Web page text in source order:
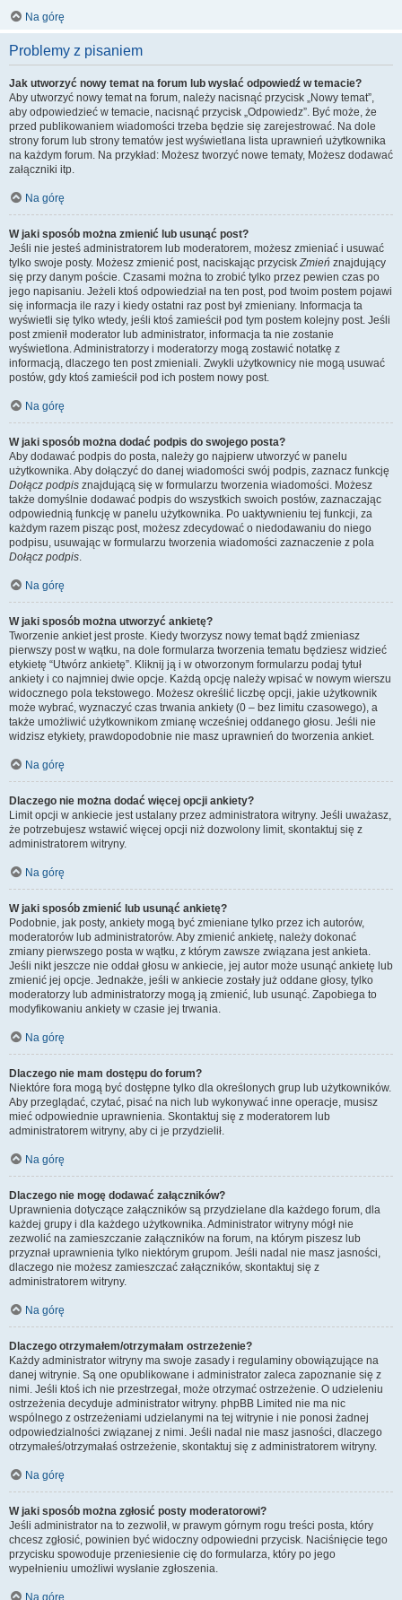
Na górę
Problemy z pisaniem
Jak utworzyć nowy temat na forum lub wysłać odpowiedź w temacie?
Aby utworzyć nowy temat na forum, należy nacisnąć przycisk „Nowy temat”,
aby odpowiedzieć w temacie, nacisnąć przycisk „Odpowiedz”. Być może, że
przed publikowaniem wiadomości trzeba będzie się zarejestrować. Na dole
strony forum lub strony tematów jest wyświetlana lista uprawnień użytkownika
na każdym forum. Na przykład: Możesz tworzyć nowe tematy, Możesz dodawać
załączniki itp.
Na górę
W jaki sposób można zmienić lub usunąć post?
Jeśli nie jesteś administratorem lub moderatorem, możesz zmieniać i usuwać
tylko swoje posty. Możesz zmienić post, naciskając przyciskZmień znajdujący
się przy danym poście. Czasami można to zrobić tylko przez pewien czas po
jego napisaniu. Jeżeli ktoś odpowiedział na ten post, pod twoim postem pojawi
się informacja ile razy i kiedy ostatni raz post był zmieniany. Informacja ta
wyświetli się tylko wtedy, jeśli ktoś zamieścił pod tym postem kolejny post. Jeśli
post zmienił moderator lub administrator, informacja ta nie zostanie
wyświetlona. Administratorzy i moderatorzy mogą zostawić notatkę z
informacją, dlaczego ten post zmieniali. Zwykli użytkownicy nie mogą usuwać
postów, gdy ktoś zamieścił pod ich postem nowy post.
Na górę
W jaki sposób można dodać podpis do swojego posta?
Aby dodawać podpis do posta, należy go najpierw utworzyć w panelu
użytkownika. Aby dołączyć do danej wiadomości swój podpis, zaznacz funkcję
Dołącz podpis znajdującą się w formularzu tworzenia wiadomości. Możesz
także domyślnie dodawać podpis do wszystkich swoich postów, zaznaczając
odpowiednią funkcję w panelu użytkownika. Po uaktywnieniu tej funkcji, za
każdym razem pisząc post, możesz zdecydować o niedodawaniu do niego
podpisu, usuwając w formularzu tworzenia wiadomości zaznaczenie z pola
Dołącz podpis.
Na górę
W jaki sposób można utworzyć ankietę?
Tworzenie ankiet jest proste. Kiedy tworzysz nowy temat bądź zmieniasz
pierwszy post w wątku, na dole formularza tworzenia tematu będziesz widzieć
etykietę “Utwórz ankietę”. Kliknij ją i w otworzonym formularzu podaj tytuł
ankiety i co najmniej dwie opcje. Każdą opcję należy wpisać w nowym wierszu
widocznego pola tekstowego. Możesz określić liczbę opcji, jakie użytkownik
może wybrać, wyznaczyć czas trwania ankiety (0 – bez limitu czasowego), a
także umożliwić użytkownikom zmianę wcześniej oddanego głosu. Jeśli nie
widzisz etykiety, prawdopodobnie nie masz uprawnień do tworzenia ankiet.
Na górę
Dlaczego nie można dodać więcej opcji ankiety?
Limit opcji w ankiecie jest ustalany przez administratora witryny. Jeśli uważasz,
że potrzebujesz wstawić więcej opcji niż dozwolony limit, skontaktuj się z
administratorem witryny.
Na górę
W jaki sposób zmienić lub usunąć ankietę?
Podobnie, jak posty, ankiety mogą być zmieniane tylko przez ich autorów,
moderatorów lub administratorów. Aby zmienić ankietę, należy dokonać
zmiany pierwszego posta w wątku, z którym zawsze związana jest ankieta.
Jeśli nikt jeszcze nie oddał głosu w ankiecie, jej autor może usunąć ankietę lub
zmienić jej opcje. Jednakże, jeśli w ankiecie zostały już oddane głosy, tylko
moderatorzy lub administratorzy mogą ją zmienić, lub usunąć. Zapobiega to
modyfikowaniu ankiety w czasie jej trwania.
Na górę
Dlaczego nie mam dostępu do forum?
Niektóre fora mogą być dostępne tylko dla określonych grup lub użytkowników.
Aby przeglądać, czytać, pisać na nich lub wykonywać inne operacje, musisz
mieć odpowiednie uprawnienia. Skontaktuj się z moderatorem lub
administratorem witryny, aby ci je przydzielił.
Na górę
Dlaczego nie mogę dodawać załączników?
Uprawnienia dotyczące załączników są przydzielane dla każdego forum, dla
każdej grupy i dla każdego użytkownika. Administrator witryny mógł nie
zezwolić na zamieszczanie załączników na forum, na którym piszesz lub
przyznał uprawnienia tylko niektórym grupom. Jeśli nadal nie masz jasności,
dlaczego nie możesz zamieszczać załączników, skontaktuj się z
administratorem witryny.
Na górę
Dlaczego otrzymałem/otrzymałam ostrzeżenie?
Każdy administrator witryny ma swoje zasady i regulaminy obowiązujące na
danej witrynie. Są one opublikowane i administrator zaleca zapoznanie się z
nimi. Jeśli ktoś ich nie przestrzegał, może otrzymać ostrzeżenie. O udzieleniu
ostrzeżenia decyduje administrator witryny. phpBB Limited nie ma nic
wspólnego z ostrzeżeniami udzielanymi na tej witrynie i nie ponosi żadnej
odpowiedzialności związanej z nimi. Jeśli nadal nie masz jasności, dlaczego
otrzymałeś/otrzymałaś ostrzeżenie, skontaktuj się z administratorem witryny.
Na górę
W jaki sposób można zgłosić posty moderatorowi?
Jeśli administrator na to zezwolił, w prawym górnym rogu treści posta, który
chcesz zgłosić, powinien być widoczny odpowiedni przycisk. Naciśnięcie tego
przycisku spowoduje przeniesienie cię do formularza, który po jego
wypełnieniu umożliwi wysłanie zgłoszenia.
Na górę